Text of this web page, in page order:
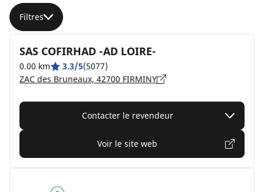
Filtres
SAS COFIRHAD -AD LOIRE-
0.00 km 3.3/5(5077)
ZAC des Bruneaux, 42700 FIRMINY
Contacter le revendeur
Voir le site web